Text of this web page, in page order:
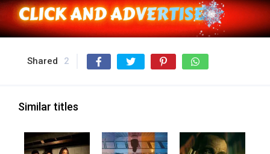
Shared 2
Similar titles